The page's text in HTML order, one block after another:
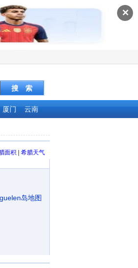
✕
厦门 云南
面积 希腊天气
岛地图